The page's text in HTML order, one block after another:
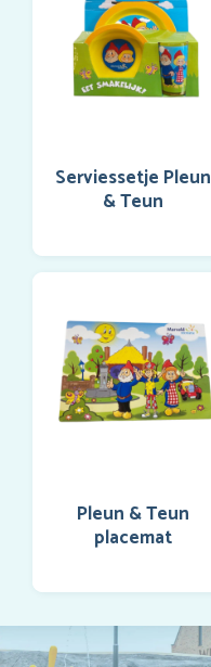
Serviessetje Pleun
& Teun
Pleun & Teun
placemat